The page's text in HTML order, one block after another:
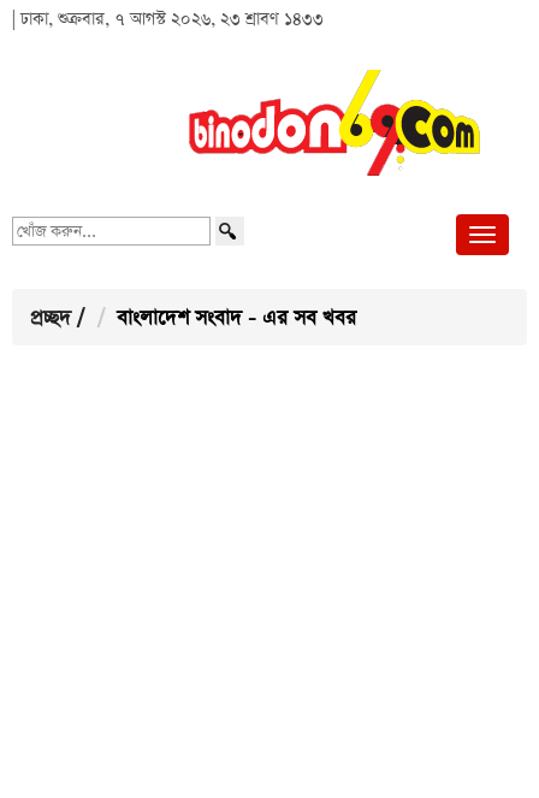
| ঢাকা, শুক্রবার, ৭ আগস্ট ২০২৬, ২৩ শ্রাবণ ১৪৩৩
খোঁজ
প্রচ্ছদ / বাংলাদেশ সংবাদ - এর সব খবর